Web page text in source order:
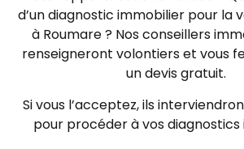
d’un diagnostic immobilier pour la
à Roumare ? Nos conseillers
renseigneront volontiers et vous
un devis gratuit.
Si vous l’acceptez, ils
pour procéder à vos diagnostics